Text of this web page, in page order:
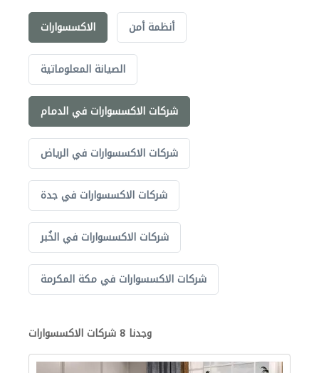
الاكسسوارات أنظمة أمن
الصيانة المعلوماتية
شركات الاكسسوارات في الدمام
شركات الاكسسوارات في الرياض
شركات الاكسسوارات في جدة
شركات الاكسسوارات في الخُبر
شركات الاكسسوارات في مكة المكرمة
وجدنا 8 شركات الاكسسوارات